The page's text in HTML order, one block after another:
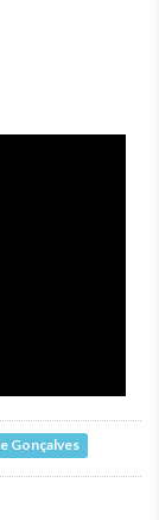
Gonçalves